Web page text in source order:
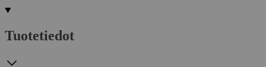
Tuotetiedot